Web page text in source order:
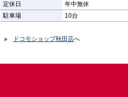
定休日
年中無休
駐車場
10台
ドコモショップ秋田店へ